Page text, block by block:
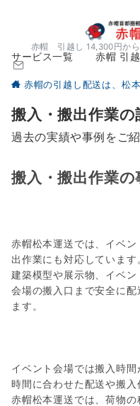
赤帽 引越し 14,300円か
サービス一覧 赤帽 引
赤帽の引越し配送は、松
搬入・搬出作業の
過去の実績や事例をご
搬入・搬出作業の
赤帽松本運送では、イベ
出作業にも対応しています
建築模型や展示物、イベン
会場の搬入口まで安全に
ます。
イベント会場では搬入時間
時間に合わせた配送や搬入
赤帽松本運送では、荷物